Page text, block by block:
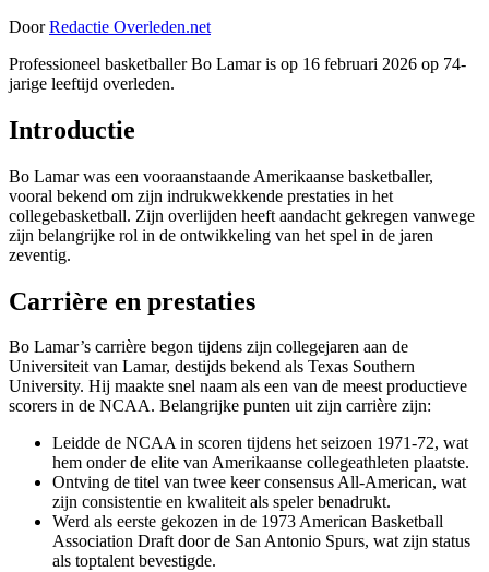
Door Redactie Overleden.net
Professioneel basketballer Bo Lamar is op 16 februari 2026 op 74-
jarige leeftijd overleden.
Introductie
Bo Lamar was een vooraanstaande Amerikaanse basketballer,
vooral bekend om zijn indrukwekkende prestaties in het
collegebasketball. Zijn overlijden heeft aandacht gekregen vanwege
zijn belangrijke rol in de ontwikkeling van het spel in de jaren
zeventig.
Carrière en prestaties
Bo Lamar’s carrière begon tijdens zijn collegejaren aan de
Universiteit van Lamar, destijds bekend als Texas Southern
University. Hij maakte snel naam als een van de meest productieve
scorers in de NCAA. Belangrijke punten uit zijn carrière zijn:
Leidde de NCAA in scoren tijdens het seizoen 1971-72, wat
hem onder de elite van Amerikaanse collegeathleten plaatste.
Ontving de titel van twee keer consensus All-American, wat
zijn consistentie en kwaliteit als speler benadrukt.
Werd als eerste gekozen in de 1973 American Basketball
Association Draft door de San Antonio Spurs, wat zijn status
als toptalent bevestigde.